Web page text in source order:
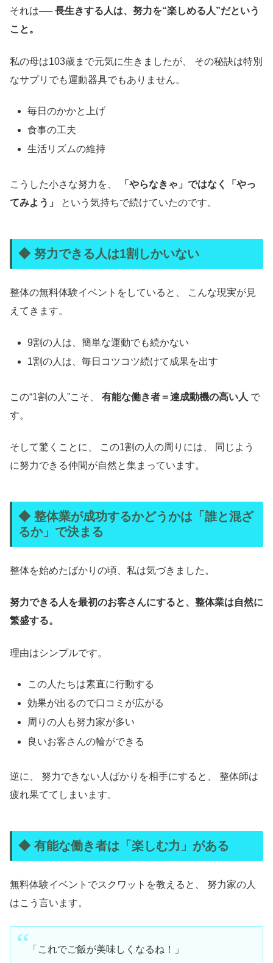
それは──長生きする人は、努力を“楽しめる人”だという
こと。
私の母は103歳まで元気に生きましたが、 その秘訣は特別
なサプリでも運動器具でもありません。
毎日のかかと上げ
食事の工夫
生活リズムの維持
こうした小さな努力を、
「やらなきゃ」ではなく「やっ
てみよう」
という気持ちで続けていたのです。
◆ 努力できる人は1割しかいない
整体の無料体験イベントをしていると、 こんな現実が見
えてきます。
9割の人は、簡単な運動でも続かない
1割の人は、毎日コツコツ続けて成果を出す
この“1割の人”こそ、 有能な働き者＝達成動機の高い人 で
す。
そして驚くことに、 この1割の人の周りには、 同じよう
に努力できる仲間が自然と集まっています。
◆ 整体業が成功するかどうかは「誰と混ざ
るか」で決まる
整体を始めたばかりの頃、私は気づきました。
努力できる人を最初のお客さんにすると、整体業は自然に
繁盛する。
理由はシンプルです。
この人たちは素直に行動する
効果が出るので口コミが広がる
周りの人も努力家が多い
良いお客さんの輪ができる
逆に、 努力できない人ばかりを相手にすると、 整体師は
疲れ果ててしまいます。
◆ 有能な働き者は「楽しむ力」がある
無料体験イベントでスクワットを教えると、 努力家の人
はこう言います。
「これでご飯が美味しくなるね！」